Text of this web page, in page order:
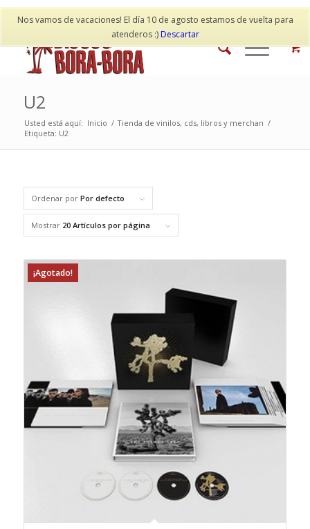
Nos vamos de vacaciones! El día 10 de agosto estamos de vuelta para
atenderos :)Descartar
Mi cuenta Contacto
U2
Usted está aquí: Inicio / Tienda de vinilos, cds, libros y merchan /
Etiqueta: U2
Ordenar por Por defecto
Mostrar 20 Artículos por página
¡Agotado!